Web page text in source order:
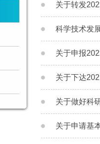
关于转发
科学技术发
关于申报
关于下达
关于做好科
关于申请基